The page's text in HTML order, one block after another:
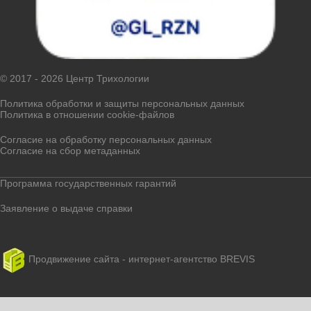
© 2017 - 2026 Центр Трихологии
Политика обработки и защиты персональных данных
Политика в отношении cookie-файлов
Согласие на обработку персональных данных
Согласие на сбор метаданных
Программа государственных гарантий
Заявление о выдаче справки
Продвижение сайта - интернет-агентство BREVIS